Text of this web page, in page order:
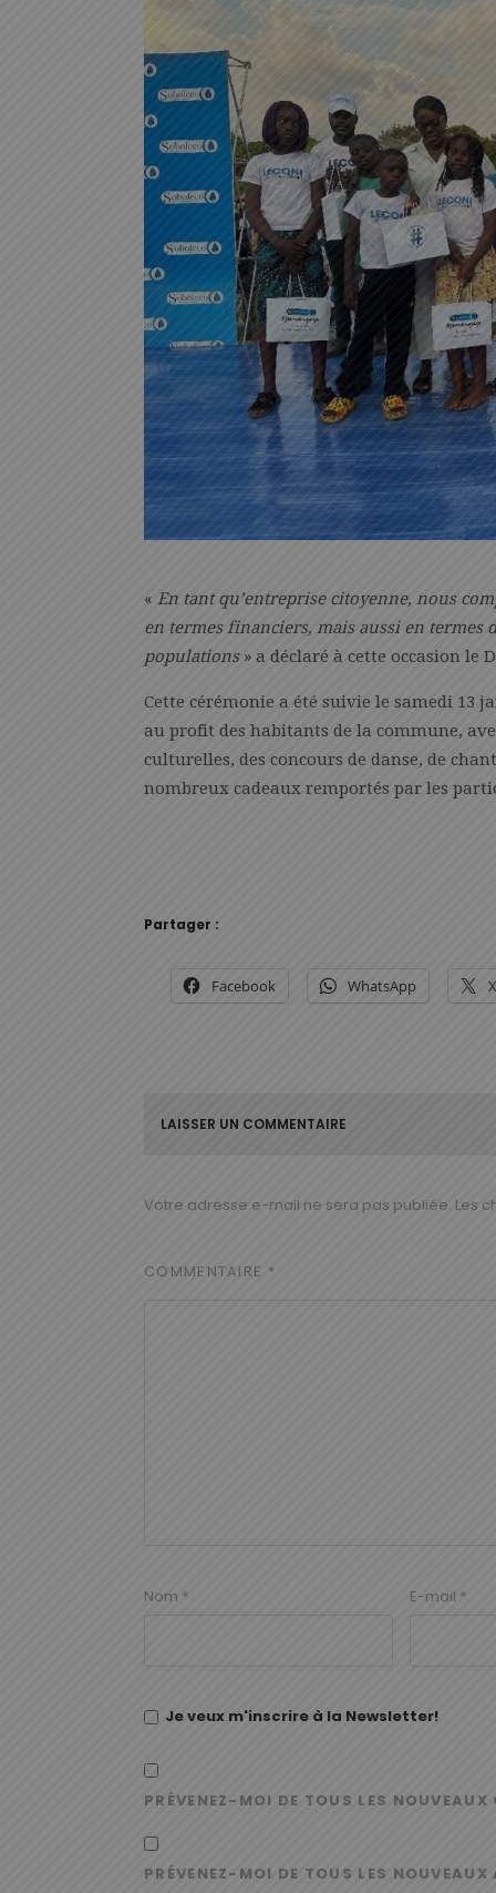
« En tant qu’entreprise citoyenne, nous
en termes financiers, mais aussi en termes
populations» a déclaré à cette occasion le
Cette cérémonie a été suivie le samedi 13
au profit des habitants de la commune,
culturelles, des concours de danse, de
nombreux cadeaux remportés par les
Partager :
Facebook WhatsApp X
LAISSER UN COMMENTAIRE
Votre adresse e-mail ne sera pas publiée. Les
COMMENTAIRE *
Nom * E-mail *
Je veux m'inscrire à la Newsletter!
PRÉVENEZ-MOI DE TOUS LES
PRÉVENEZ-MOI DE TOUS LES